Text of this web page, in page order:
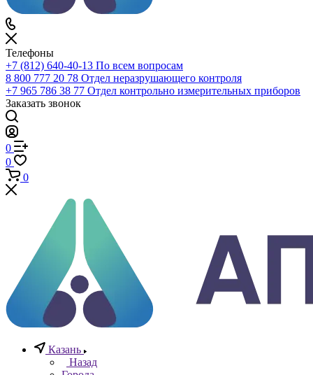
Телефоны
+7 (812) 640-40-13
8 800 777 20 78
+7 965 786 38 77
Заказать звонок